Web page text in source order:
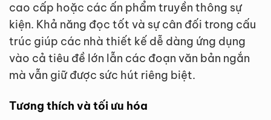
cao cấp hoặc các ấn phẩm truyền thông sự
kiện. Khả năng đọc tốt và sự cân đối trong cấu
trúc giúp các nhà thiết kế dễ dàng ứng dụng
vào cả tiêu đề lớn lẫn các đoạn văn bản ngắn
mà vẫn giữ được sức hút riêng biệt.
Tương thích và tối ưu hóa